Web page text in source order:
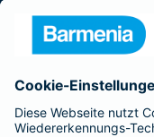
Barmenia